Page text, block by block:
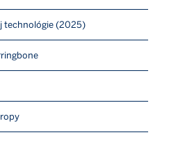
technológie (2025)